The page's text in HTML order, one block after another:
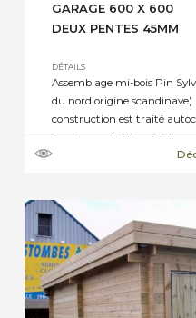
GARAGE 600 X 600
DEUX PENTES 45MM
DÉTAILS
Assemblage mi-bois Pin
du nord origine scandinave)
construction est traité
Epaisseur +/- 45mm Toiture
couverture panneaux tuiles
Débord de toiture façade […]